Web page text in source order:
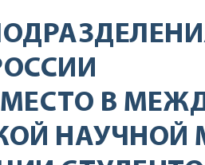
В
НАУЧНОЙ